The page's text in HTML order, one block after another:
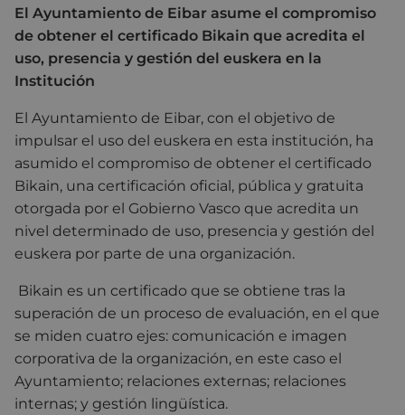
El Ayuntamiento de Eibar asume el compromiso
de obtener el certificado Bikain que acredita el
uso, presencia y gestión del euskera en la
Institución
El Ayuntamiento de Eibar, con el objetivo de
impulsar el uso del euskera en esta institución, ha
asumido el compromiso de obtener el certificado
Bikain, una certificación oficial, pública y gratuita
otorgada por el Gobierno Vasco que acredita un
nivel determinado de uso, presencia y gestión del
euskera por parte de una organización.
Bikain es un certificado que se obtiene tras la
superación de un proceso de evaluación, en el que
se miden cuatro ejes: comunicación e imagen
corporativa de la organización, en este caso el
Ayuntamiento; relaciones externas; relaciones
internas; y gestión lingüística.